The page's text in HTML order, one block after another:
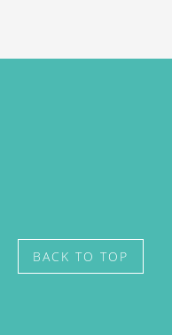
BACK TO TOP